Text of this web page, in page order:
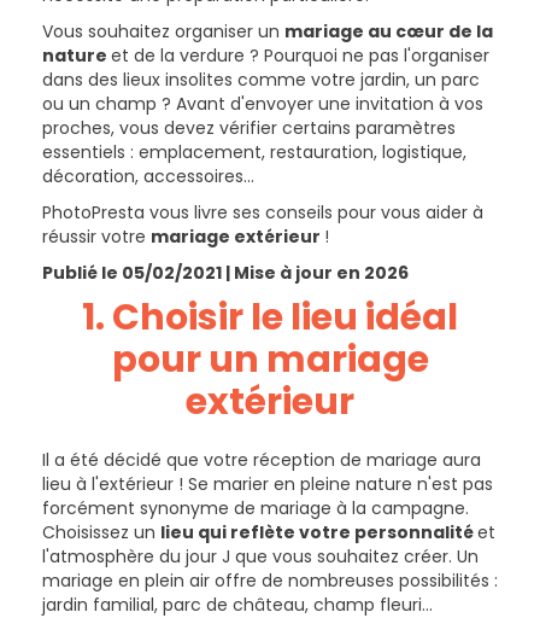
Vous souhaitez organiser un mariage au cœur de la
nature et de la verdure ? Pourquoi ne pas l'organiser
dans des lieux insolites comme votre jardin, un parc
ou un champ ? Avant d'envoyer une invitation à vos
proches, vous devez vérifier certains paramètres
essentiels : emplacement, restauration, logistique,
décoration, accessoires...
PhotoPresta vous livre ses conseils pour vous aider à
réussir votre mariage extérieur !
Publié le 05/02/2021 | Mise à jour en 2026
1. Choisir lelieu idéal
pour un mariage
extérieur
Il a été décidé que votre réception de mariage aura
lieu à l'extérieur ! Se marier en pleine nature n'est pas
forcément synonyme de mariage à la campagne.
Choisissez un lieu qui reflète votre personnalitéet
l'atmosphère du jour J que vous souhaitez créer. Un
mariage en plein air offre de nombreuses possibilités :
jardin familial, parc de château, champ fleuri...